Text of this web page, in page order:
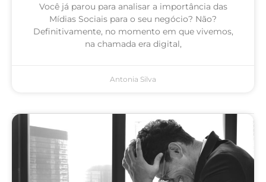
Você já parou para analisar a importância das
Mídias Sociais para o seu negócio? Não?
Definitivamente, no momento em que vivemos,
na chamada era digital,
Antonia Silva